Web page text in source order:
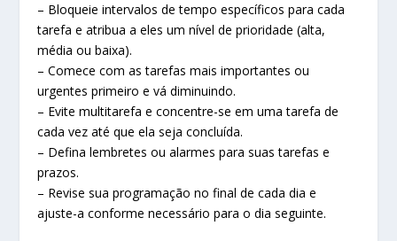
– Bloqueie intervalos de tempo específicos para cada
tarefa e atribua a eles um nível de prioridade (alta,
média ou baixa).
– Comece com as tarefas mais importantes ou
urgentes primeiro e vá diminuindo.
– Evite multitarefa e concentre-se em uma tarefa de
cada vez até que ela seja concluída.
– Defina lembretes ou alarmes para suas tarefas e
prazos.
– Revise sua programação no final de cada dia e
ajuste-a conforme necessário para o dia seguinte.